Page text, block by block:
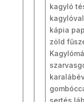
kagyló
kápia
zöld
sertés